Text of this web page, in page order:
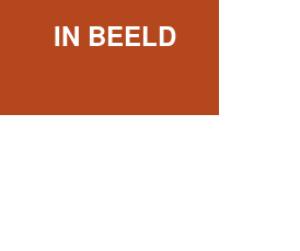
IN BEELD